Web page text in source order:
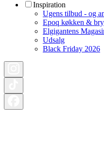
Inspiration
Ugens tilbud - og
Epoq køkken &
Elgigantens
Udsalg
Black Friday 2026